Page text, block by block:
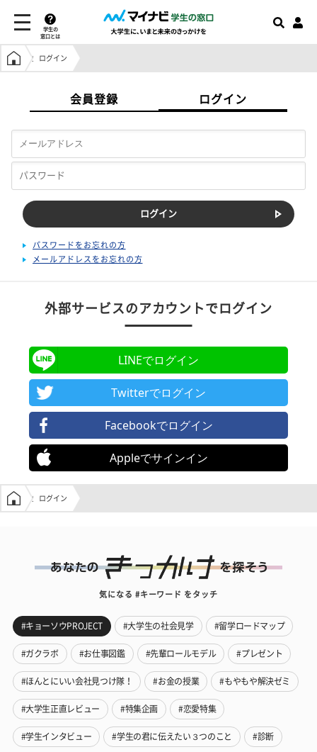
学生の
窓口とは
学生の窓口トップ
ログイン
会員登録 ログイン
パスワードをお忘れの方
メールアドレスをお忘れの方
外部サービスのアカウントでログイン
LINEでログイン
Twitterでログイン
Facebookでログイン
Appleでサインイン
学生の窓口トップ
ログイン
気になる #キーワード をタッチ
#キョーソウPROJECT #大学生の社会見学 #留学ロードマップ
#ガクラボ #お仕事図鑑 #先輩ロールモデル #プレゼント
#ほんとにいい会社見つけ隊！ #お金の授業 #もやもや解決ゼミ
#大学生正直レビュー #特集企画 #恋愛特集
#学生インタビュー #学生の君に伝えたい３つのこと #診断